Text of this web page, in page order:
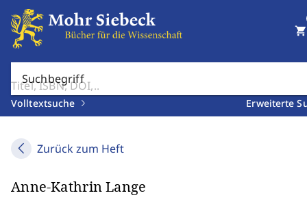
Suchbegriff
Volltextsuche Erweiterte
shopping_cart
Zurück zum Heft
Anne-Kathrin Lange